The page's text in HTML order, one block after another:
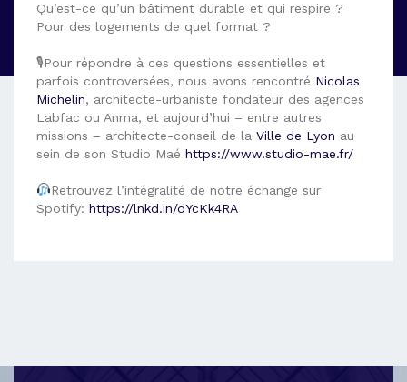
Qu’est-ce qu’un bâtiment durable et qui respire ?
Pour des logements de quel format ?
🎙Pour répondre à ces questions essentielles et
parfois controversées, nous avons rencontré Nicolas
Michelin, architecte-urbaniste fondateur des agences
Labfac ou Anma, et aujourd’hui – entre autres
missions – architecte-conseil de la Ville de Lyon au
sein de son Studio Maé https://www.studio-mae.fr/
Retrouvez l’intégralité de notre échange sur
Spotify: https://lnkd.in/dYcKk4RA